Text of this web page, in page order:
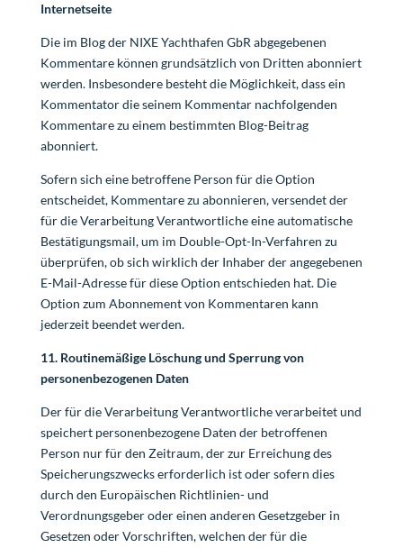
Internetseite
Die im Blog der NIXE Yachthafen GbR abgegebenen
Kommentare können grundsätzlich von Dritten abonniert
werden. Insbesondere besteht die Möglichkeit, dass ein
Kommentator die seinem Kommentar nachfolgenden
Kommentare zu einem bestimmten Blog-Beitrag
abonniert.
Sofern sich eine betroffene Person für die Option
entscheidet, Kommentare zu abonnieren, versendet der
für die Verarbeitung Verantwortliche eine automatische
Bestätigungsmail, um im Double-Opt-In-Verfahren zu
überprüfen, ob sich wirklich der Inhaber der angegebenen
E-Mail-Adresse für diese Option entschieden hat. Die
Option zum Abonnement von Kommentaren kann
jederzeit beendet werden.
11. Routinemäßige Löschung und Sperrung von
personenbezogenen Daten
Der für die Verarbeitung Verantwortliche verarbeitet und
speichert personenbezogene Daten der betroffenen
Person nur für den Zeitraum, der zur Erreichung des
Speicherungszwecks erforderlich ist oder sofern dies
durch den Europäischen Richtlinien- und
Verordnungsgeber oder einen anderen Gesetzgeber in
Gesetzen oder Vorschriften, welchen der für die